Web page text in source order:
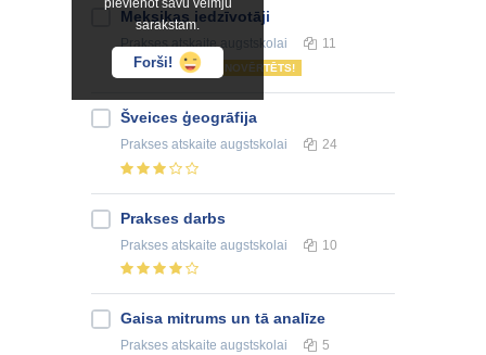
pievienot savu vēlmju
sarakstam.
Forši!
Meksikas iedzīvotāji
Prakses atskaiteaugstskolai 11
NOVĒRTĒTS!
Šveices ģeogrāfija
Prakses atskaite augstskolai 24
Prakses darbs
Prakses atskaite augstskolai 10
Gaisa mitrums un tā analīze
Prakses atskaite augstskolai 5